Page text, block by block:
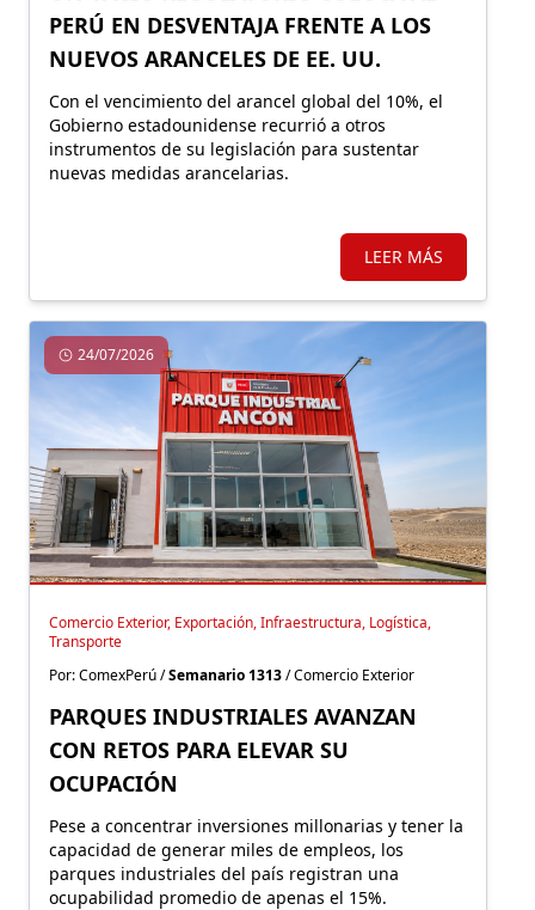
PERÚ EN DESVENTAJA FRENTE A LOS
NUEVOS ARANCELES DE EE. UU.
Con el vencimiento del arancel global del 10%, el
Gobierno estadounidense recurrió a otros
instrumentos de su legislación para sustentar
nuevas medidas arancelarias.
LEER MÁS
24/07/2026
Comercio Exterior, Exportación, Infraestructura, Logística,
Transporte
Por: ComexPerú /Semanario 1313/ Comercio Exterior
PARQUES INDUSTRIALES AVANZAN
CON RETOS PARA ELEVAR SU
OCUPACIÓN
Pese a concentrar inversiones millonarias y tener la
capacidad de generar miles de empleos, los
parques industriales del país registran una
ocupabilidad promedio de apenas el 15%.